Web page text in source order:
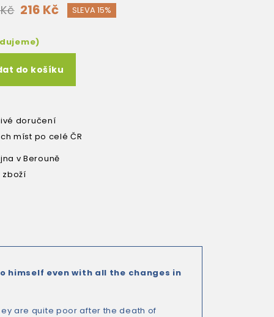
216 Kč SLEVA 15%
do košíku
doručení
míst po celé ČR
v Berouně
zboží
himself even with all the changes in
are quite poor after the death of